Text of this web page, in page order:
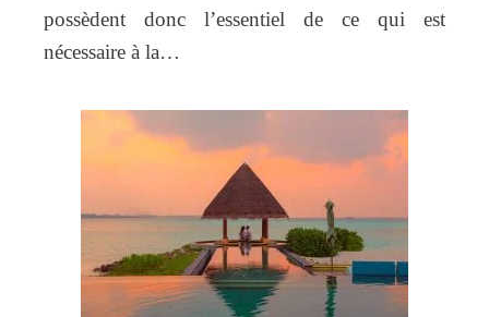
possèdent donc l’essentiel de ce qui est
nécessaire à la…